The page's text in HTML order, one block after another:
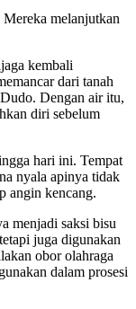
melanjutkan
kembali
dari tanah
Dengan air itu,
diri sebelum
hari ini. Tempat
nyala apinya tidak
angin kencang.
menjadi saksi bisu
juga digunakan
obor olahraga
dalam prosesi